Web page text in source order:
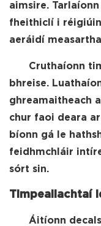
aimsire.
fheithiclí i
aeráidí
Cruthaíonn
bhreise.
ghreamaitheach
chur faoi deara
bíonn gá le
feidhmchláir
sórt sin.
Timpeallachtaí
Áitíonn